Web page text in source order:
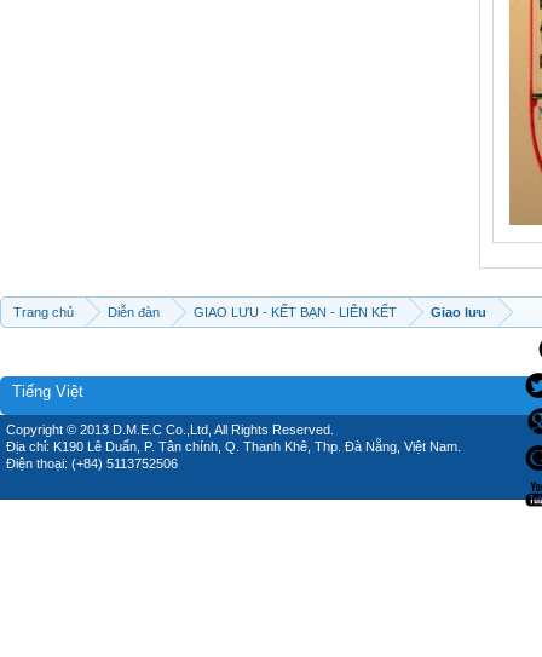
Trang chủ Diễn đàn GIAO LƯU - KẾT BẠN - LIÊN KẾT Giao lưu
Tiếng Việt
Copyright © 2013 D.M.E.C Co.,Ltd, All Rights Reserved.
Địa chỉ: K190 Lê Duẩn, P. Tân chính, Q. Thanh Khê, Thp. Đà Nẵng, Việt Nam.
Điện thoại: (+84) 5113752506